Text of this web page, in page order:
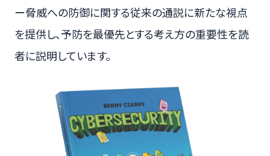
ー脅威への防御に関する従来の通説に新たな視点
を提供し、予防を最優先とする考え方の重要性を読
者に説明しています。